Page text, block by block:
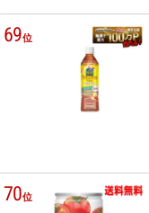
69位
70位